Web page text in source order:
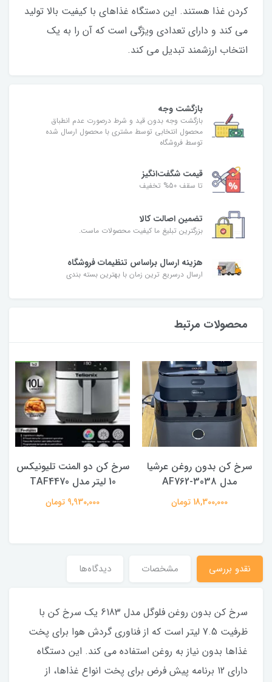
کردن غذا هستند. این دستگاه غذاهای با کیفیت بالا تولید
می کند و دارای تعدادی ویژگی است که آن را به یک
انتخاب ارزشمند تبدیل می کند.
بازگشت وجه
بازگشت وجه بدون قید و شرط درصورت عدم انطباق
محصول انتخابی توسط مشتری با محصول ارسال شده
توسط فروشگاه
قیمت شگفت‌انگیز
تا سقف 50% تخفیف
تضمین اصالت کالا
بزرگترین تبلیغ ما کیفیت محصولات ماست.
هزینه ارسال براساس تنظیمات فروشگاه
ارسال درسریع ترین زمان با بهترین بسته بندی
محصولات مرتبط
سرخ کن بدون روغن عرشیا
مدل AF762-3038
18,300,000 تومان
سرخ کن دو المنت تلیونیکس
10 لیتر مدل TAF4470
9,930,000 تومان
نقدو بررسی مشخصات دیدگاه‌ها
سرخ کن بدون روغن فلوگل مدل 6183 یک سرخ کن با
ظرفیت 7.5 لیتر است که از فناوری گردش هوا برای پخت
غذاها بدون نیاز به روغن استفاده می کند. این دستگاه
دارای 12 برنامه پیش فرض برای پخت انواع غذاها، از